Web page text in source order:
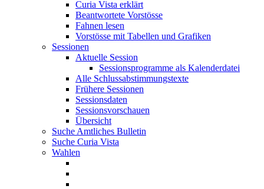
Curia Vista erklärt
Beantwortete Vorstösse
Fahnen lesen
Vorstösse mit Tabellen und Grafiken
Sessionen
Aktuelle Session
Sessionsprogramme als Kalenderdatei
Alle Schlussabstimmungstexte
Frühere Sessionen
Sessionsdaten
Sessionsvorschauen
Übersicht
Suche Amtliches Bulletin
Suche Curia Vista
Wahlen